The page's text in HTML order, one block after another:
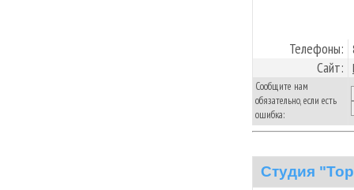
Телефоны:
Сайт:
Сообщите нам
обязательно, если есть
ошибка:
Студия